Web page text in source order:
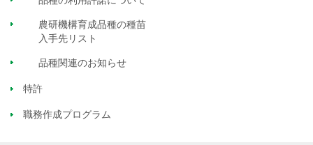
農研機構育成品種の種苗
入手先リスト
品種関連のお知らせ
特許
職務作成プログラム